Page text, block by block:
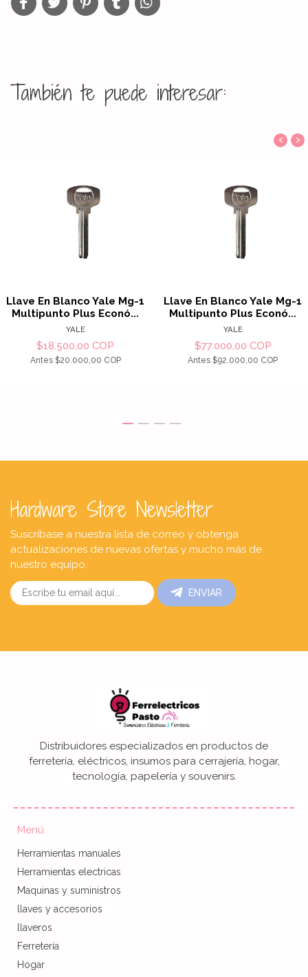
También te puede interesar:
Llave En Blanco Yale Mg-1
Multipunto Plus Econó...
YALE
$18.500,00 COP
Antes $20.000,00 COP
Llave En Blanco Yale Mg-1
Multipunto Plus Econó...
YALE
$77.000,00 COP
Antes $92.000,00 COP
‹ ›
Hardware Store Newsletter
Suscríbase a nuestra lista de correo y obtenga
actualizaciones de nuevas ofertas y mucho más de
nuestro equipo.
ENVIAR
Distribuidores especializados en productos de
ferretería, eléctricos, insumos para cerrajería, hogar,
tecnología, papelería y souvenirs.
Menú
Herramientas manuales
Herramientas electricas
Maquinas y suministros
llaves y accesorios
llaveros
Ferretería
Hogar